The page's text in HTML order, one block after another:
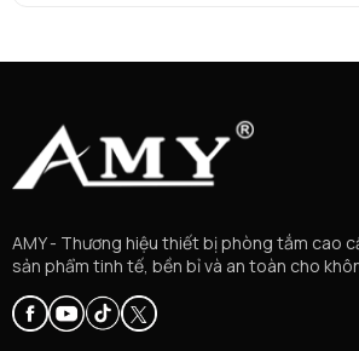
AMY - Thương hiệu thiết bị phòng tắm cao
sản phẩm tinh tế, bền bỉ và an toàn cho